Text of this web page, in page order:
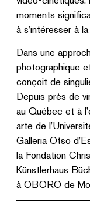
quantity
moments
à s’intéresser à
Dans une
photographique
conçoit de
Depuis près de
au Québec et à
arte de
Galleria Otso
la Fondation
Künstlerhaus
à OBORO de